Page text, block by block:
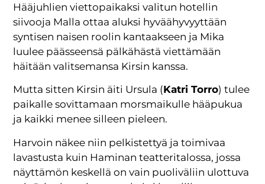
Hääjuhlien viettopaikaksi valitun hotellin
siivooja Malla ottaa aluksi hyväähyvyyttään
syntisen naisen roolin kantaakseen ja Mika
luulee päässeensä pälkähästä viettämään
häitään valitsemansa Kirsin kanssa.
Mutta sitten Kirsin äiti Ursula (Katri Torro) tulee
paikalle sovittamaan morsmaikulle hääpukua
ja kaikki menee silleen pieleen.
Harvoin näkee niin pelkistettyä ja toimivaa
lavastusta kuin Haminan teatteritalossa, jossa
näyttämön keskellä on vain puoliväliin ulottuva